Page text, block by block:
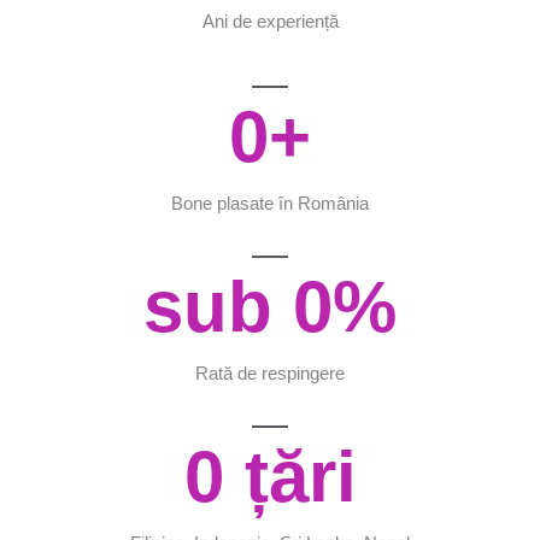
Ani de experiență
Bone plasate în România
0+
Rată de respingere
sub 0%
0 țări